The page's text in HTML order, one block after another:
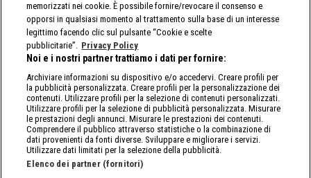
memorizzati nei cookie. È possibile fornire/revocare il consenso e
opporsi in qualsiasi momento al trattamento sulla base di un interesse
legittimo facendo clic sul pulsante “Cookie e scelte
pubblicitarie”. Privacy Policy
Noi e i nostri partner trattiamo i dati per fornire:
Archiviare informazioni su dispositivo e/o accedervi. Creare profili per
la pubblicità personalizzata. Creare profili per la personalizzazione dei
contenuti. Utilizzare profili per la selezione di contenuti personalizzati.
Utilizzare profili per la selezione di pubblicità personalizzata. Misurare
le prestazioni degli annunci. Misurare le prestazioni dei contenuti.
Comprendere il pubblico attraverso statistiche o la combinazione di
dati provenienti da fonti diverse. Sviluppare e migliorare i servizi.
Utilizzare dati limitati per la selezione della pubblicità.
Elenco dei partner (fornitori)